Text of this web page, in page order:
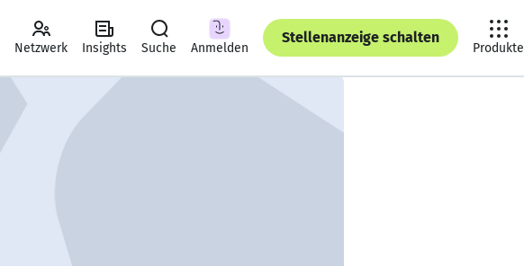
Netzwerk Insights Suche Anmelden
Stellenanzeige schalten
Produkte